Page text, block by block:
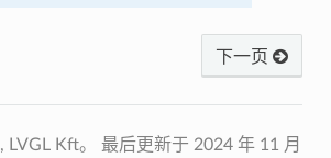
下一页
LVGL Kft。 最后更新于 2024 年 11 月